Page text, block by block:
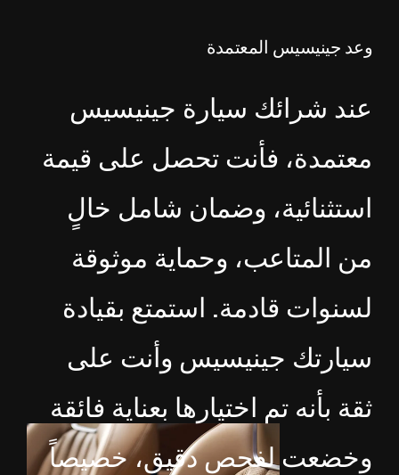
وعد جينيسيس المعتمدة
عند شرائك سيارة جينيسيس
معتمدة، فأنت تحصل على قيمة
استثنائية، وضمان شامل خالٍ
من المتاعب، وحماية موثوقة
لسنوات قادمة. استمتع بقيادة
سيارتك جينيسيس وأنت على
ثقة بأنه تم اختيارها بعناية فائقة
وخضعت لفحص دقيق، خصيصاً